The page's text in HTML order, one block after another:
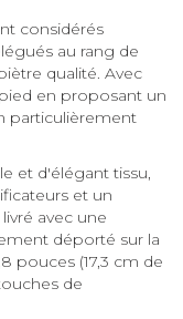
considérés
au rang de
qualité. Avec
en proposant un
particulièrement
et d'élégant tissu,
et un
avec une
déporté sur la
pouces (17,3 cm de
de